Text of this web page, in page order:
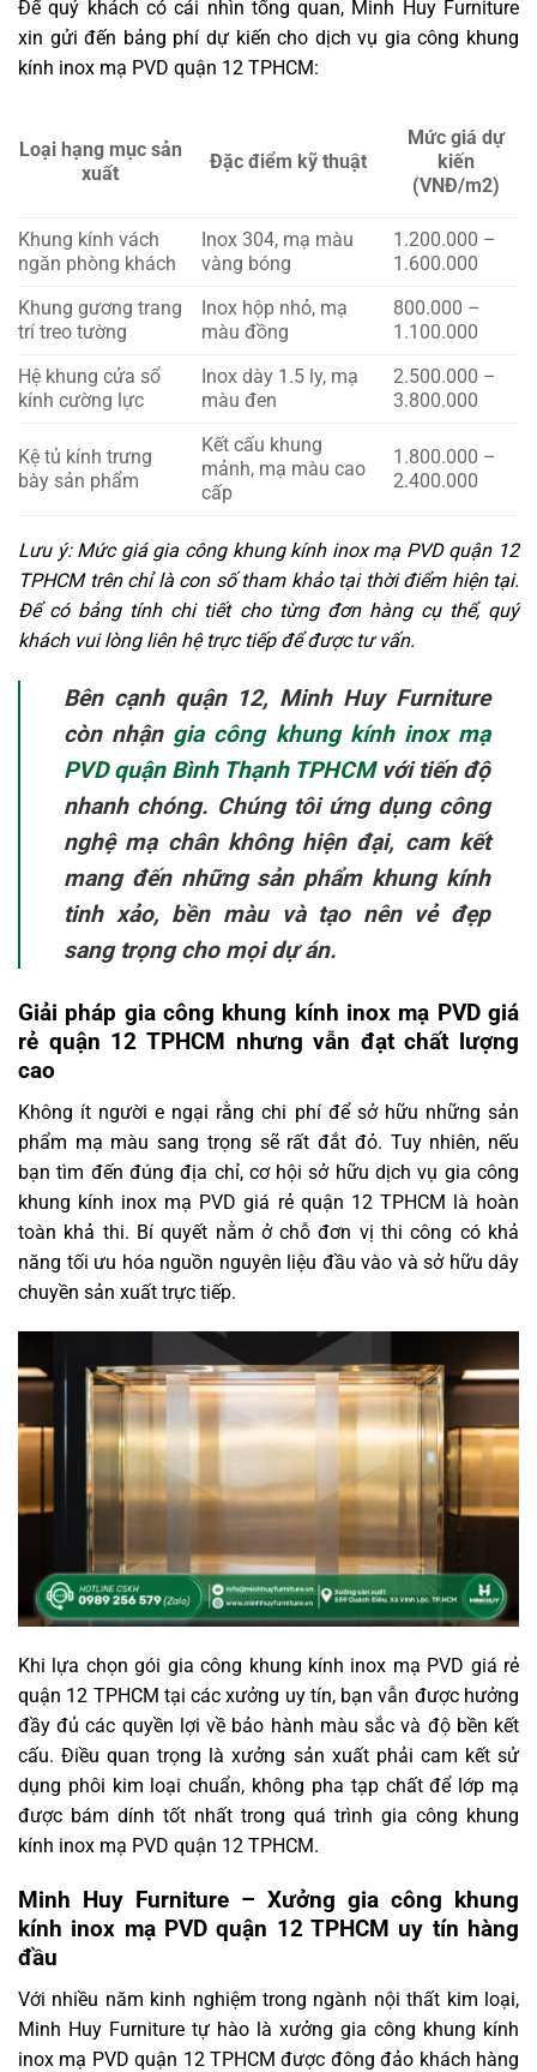
Để quý khách có cái nhìn tổng quan, Minh Huy Furniture
xin gửi đến bảng phí dự kiến cho dịch vụ gia công khung
kính inox mạ PVD quận 12 TPHCM:
Loại hạng mục sản
xuất
Đặc điểm kỹ thuật
Mức giá dự
kiến
(VNĐ/m2)
Khung kính vách
ngăn phòng khách
Inox 304, mạ màu
vàng bóng
1.200.000 –
1.600.000
Khung gương trang
trí treo tường
Inox hộp nhỏ, mạ
màu đồng
800.000 –
1.100.000
Hệ khung cửa sổ
kính cường lực
Inox dày 1.5 ly, mạ
màu đen
2.500.000 –
3.800.000
Kệ tủ kính trưng
bày sản phẩm
Kết cấu khung
mảnh, mạ màu cao
cấp
1.800.000 –
2.400.000
Lưu ý: Mức giá gia công khung kính inox mạ PVD quận 12
TPHCM trên chỉ là con số tham khảo tại thời điểm hiện tại.
Để có bảng tính chi tiết cho từng đơn hàng cụ thể, quý
khách vui lòng liên hệ trực tiếp để được tư vấn.
Bên cạnh quận 12, Minh Huy Furniture
còn nhận gia công khung kính inox mạ
PVD quận Bình Thạnh TPHCMvới tiến độ
nhanh chóng. Chúng tôi ứng dụng công
nghệ mạ chân không hiện đại, cam kết
mang đến những sản phẩm khung kính
tinh xảo, bền màu và tạo nên vẻ đẹp
sang trọng cho mọi dự án.
Giải pháp gia công khung kính inox mạ PVD giá
rẻ quận 12 TPHCM nhưng vẫn đạt chất lượng
cao
Không ít người e ngại rằng chi phí để sở hữu những sản
phẩm mạ màu sang trọng sẽ rất đắt đỏ. Tuy nhiên, nếu
bạn tìm đến đúng địa chỉ, cơ hội sở hữu dịch vụ gia công
khung kính inox mạ PVD giá rẻ quận 12 TPHCM là hoàn
toàn khả thi. Bí quyết nằm ở chỗ đơn vị thi công có khả
năng tối ưu hóa nguồn nguyên liệu đầu vào và sở hữu dây
chuyền sản xuất trực tiếp.
Khi lựa chọn gói gia công khung kính inox mạ PVD giá rẻ
quận 12 TPHCM tại các xưởng uy tín, bạn vẫn được hưởng
đầy đủ các quyền lợi về bảo hành màu sắc và độ bền kết
cấu. Điều quan trọng là xưởng sản xuất phải cam kết sử
dụng phôi kim loại chuẩn, không pha tạp chất để lớp mạ
được bám dính tốt nhất trong quá trình gia công khung
kính inox mạ PVD quận 12 TPHCM.
Minh Huy Furniture – Xưởng gia công khung
kính inox mạ PVD quận 12 TPHCM uy tín hàng
đầu
Với nhiều năm kinh nghiệm trong ngành nội thất kim loại,
Minh Huy Furniture tự hào là xưởng gia công khung kính
inox mạ PVD quận 12 TPHCM được đông đảo khách hàng